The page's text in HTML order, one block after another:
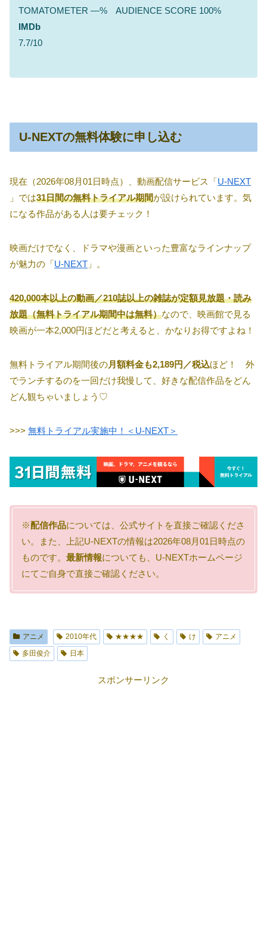
TOMATOMETER ―% AUDIENCE SCORE 100%
IMDb
7.7/10
U-NEXTの無料体験に申し込む
現在（2026年08月01日時点）、動画配信サービス「U-NEXT
」では31日間の無料トライアル期間が設けられています。気
になる作品がある人は要チェック！
映画だけでなく、ドラマや漫画といった豊富なラインナップ
が魅力の「U-NEXT 」。
420,000本以上の動画／210誌以上の雑誌が定額見放題・読み
放題（無料トライアル期間中は無料）なので、映画館で見る
映画が一本2,000円ほどだと考えると、かなりお得ですよね！
無料トライアル期間後の月額料金も2,189円／税込ほど！ 外
でランチするのを一回だけ我慢して、好きな配信作品をどん
どん観ちゃいましょう♡
>>> 無料トライアル実施中！＜U-NEXT＞
※配信作品については、公式サイトを直接ご確認くださ
い。また、上記U-NEXTの情報は2026年08月01日時点の
ものです。 最新情報についても、U-NEXTホームページ
にてご自身で直接ご確認ください。
アニメ 2010年代 ★★★★ く け
アニメ
多田俊介
日本
スポンサーリンク